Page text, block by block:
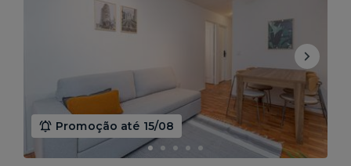
Promoção até 15/08